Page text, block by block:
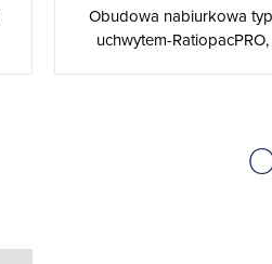
Obudowa nabiurkowa
uchwytem-